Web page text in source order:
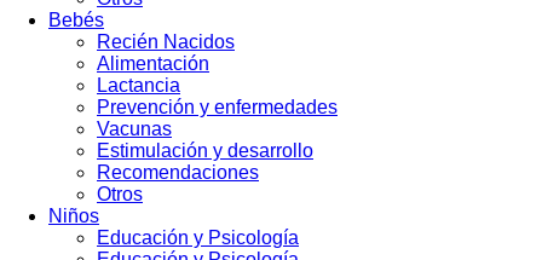
Bebés
Recién Nacidos
Alimentación
Lactancia
Prevención y enfermedades
Vacunas
Estimulación y desarrollo
Recomendaciones
Otros
Niños
Educación y Psicología